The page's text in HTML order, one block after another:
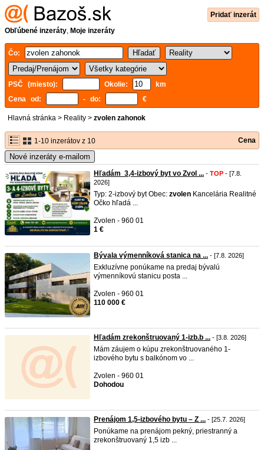
Pridať inzerát
Obľúbené inzeráty, Moje inzeráty
Čo:
PSČ (miesto): Okolie:
km
Cena od:
- do: €
Hlavná stránka > Reality > zvolen zahonok
1-10 inzerátov z 10 Cena
Nové inzeráty e-mailom
Hľadám 3,4-izbový byt vo Zvol ... - TOP - [7.8.
2026]
Typ: 2-izbový byt Obec: zvolen Kancelária Realitné
Očko hľadá ...
Zvolen - 960 01
1 €
Bývala výmenníková stanica na ... - [7.8. 2026]
Exkluzívne ponúkame na predaj bývalú
výmenníkovú stanicu posta ...
Zvolen - 960 01
110 000 €
Hľadám zrekonštruovaný 1-izb.b ... - [3.8. 2026]
Mám záujem o kúpu zrekonštruovaného 1-
izbového bytu s balkónom vo ...
Zvolen - 960 01
Dohodou
Prenájom 1,5-izbového bytu – Z ... - [25.7. 2026]
Ponúkame na prenájom pekný, priestranný a
zrekonštruovaný 1,5 izb ...